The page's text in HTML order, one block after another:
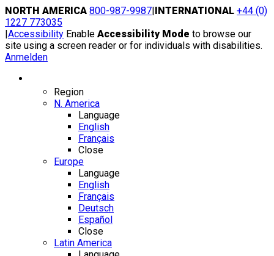
Skip
to
content
NORTH AMERICA 800-987-9987|INTERNATIONAL +44 (0)
1227 773035
|Accessibility Enable Accessibility Mode to browse our
site using a screen reader or for individuals with disabilities.
Anmelden
Region
N. America
Language
English
Français
Close
Europe
Language
English
Français
Deutsch
Español
Close
Latin America